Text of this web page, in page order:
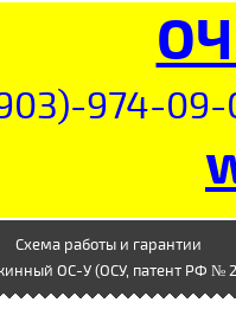
974-09-
Схема работы и гарантии
ОС-У (ОСУ, патент РФ №